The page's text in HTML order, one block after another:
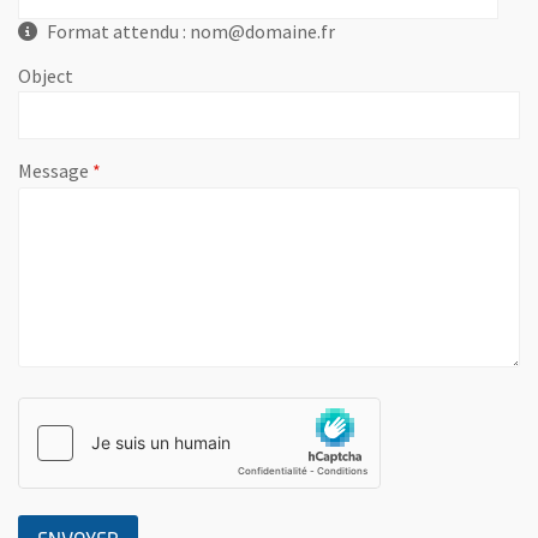
Format attendu : nom@domaine.fr
Object
Message , champ obligatoire